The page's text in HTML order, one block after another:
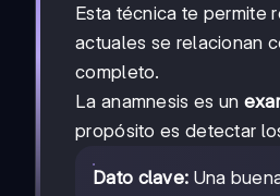
Esta técnica te permite
actuales se relacionan
completo.
La anamnesis es un
propósito es detectar
Dato clave: Una